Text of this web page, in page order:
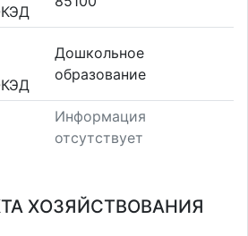
Дошкольное
образование
Информация
отсутствует
ХОЗЯЙСТВОВАНИЯ